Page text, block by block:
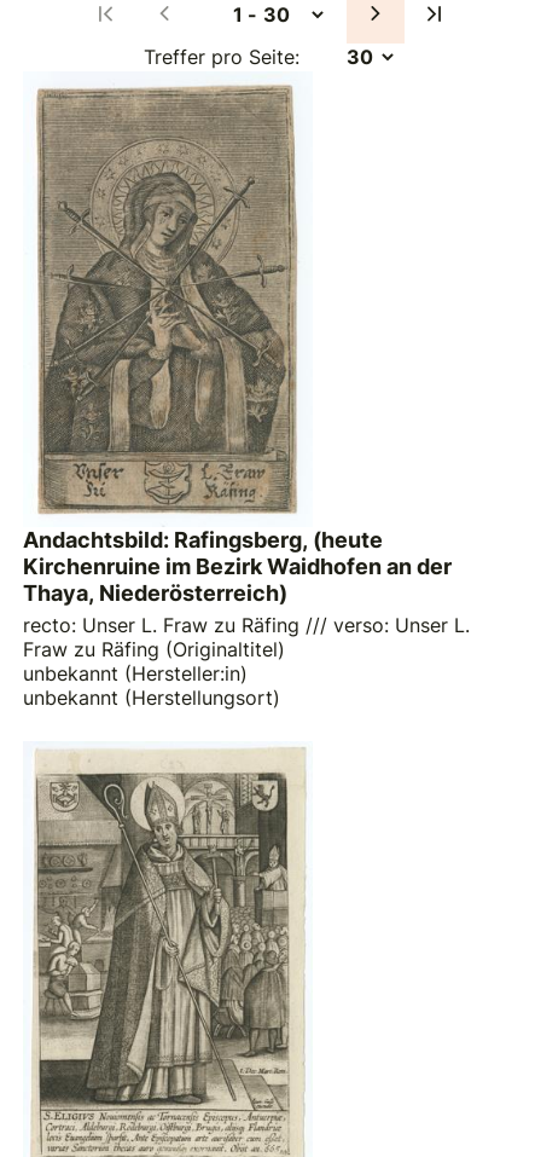
Treffer pro Seite:
Andachtsbild: Rafingsberg, (heute
Kirchenruine im Bezirk Waidhofen an der
Thaya, Niederösterreich)
recto: Unser L. Fraw zu Räfing /// verso: Unser L.
Fraw zu Räfing (Originaltitel)
unbekannt (Hersteller:in)
unbekannt (Herstellungsort)